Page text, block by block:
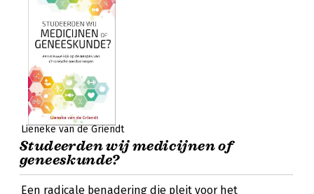
Lieneke van de Griendt
Studeerden wij medicijnen of
geneeskunde?
Een radicale benadering die pleit voor het